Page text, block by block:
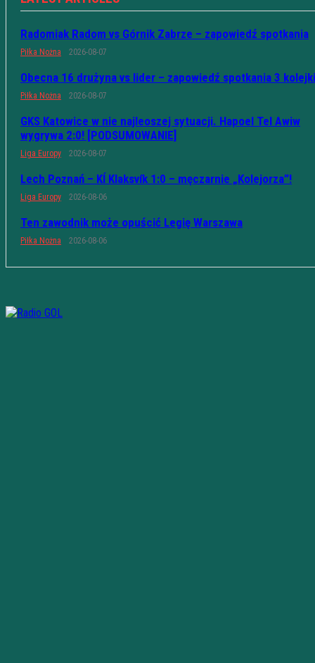
Radomiak Radom vs Górnik Zabrze – zapowiedź spotkania
Piłka Nożna 2026-08-07
Obecna 16 drużyna vs lider – zapowiedź spotkania 3 kolejki
Piłka Nożna 2026-08-07
GKS Katowice w nie najleoszej sytuacji. Hapoel Tel Awiw
wygrywa 2:0! [PODSUMOWANIE]
Liga Europy 2026-08-07
Lech Poznań – KÍ Klaksvík 1:0 – męczarnie „Kolejorza”!
Liga Europy 2026-08-06
Ten zawodnik może opuścić Legię Warszawa
Piłka Nożna 2026-08-06